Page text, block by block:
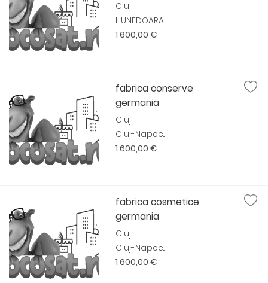
Cluj
HUNEDOARA
1 600,00 €
fabrica conserve
germania
Cluj
Cluj-Napoc...
1 600,00 €
fabrica cosmetice
germania
Cluj
Cluj-Napoc...
1 600,00 €